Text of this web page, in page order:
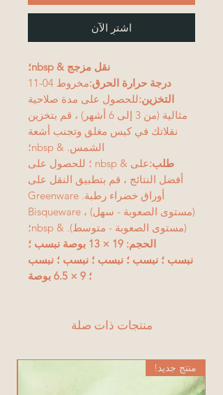
اشترِ الآن
نقل مزجج & nbsp؛
درجة حرارة الحرق:مخروط 04-11
التخزين:للحصول على مدة صلاحية
مثالية (من 3 إلى 6 أشهر) ، قم بتخزين
نقلاتك في كيس مغلق وتجنب أشعة
الشمس. & nbsp؛
طلب:
على & nbsp ؛ للحصول على
أفضل النتائج ، قم بتطبيق النقل على
أوراق خضراء رطبة. Greenware
(مستوى الصعوبة - سهل) ، Bisqueware
(مستوى الصعوبة - متوسط). & nbsp؛
الحجم: 19 × 13 بوصة نبسب ؛
نبسب ؛ نبسب ؛ نبسب ؛ نبسب ؛ نبسب
؛ 9 × 6.5 بوصة
منتجات ذات صلة
منتج جديد!